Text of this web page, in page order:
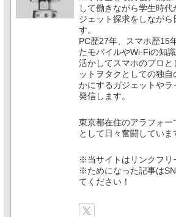
して働きながら学生時
ジェット探求をしながら
す。
PC歴27年、スマホ歴15
たモバイルやWi-Fiの知
活かしてスマホのプロと
ットヲタクとしての独
かにするガジェットやラ
発信します。
東京都在住のアラフォ
として日々奮闘していま
※当サイトはリンクフリ
※ためになった記事は
てください！